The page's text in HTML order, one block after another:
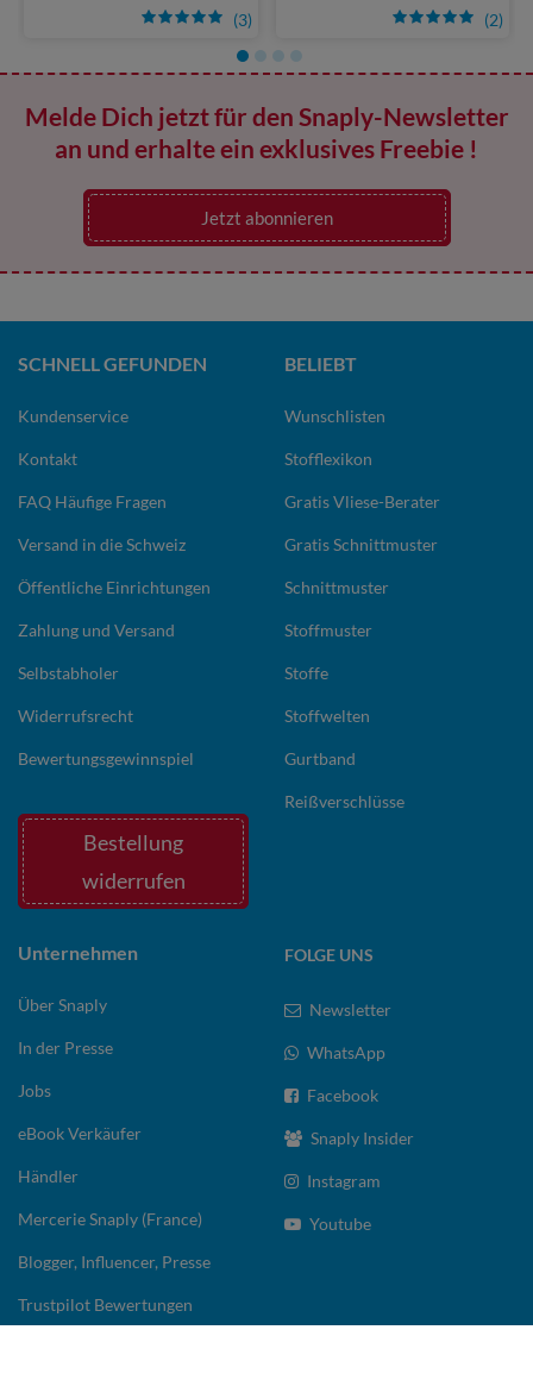
(3)
(2)
Melde Dich jetzt für den Snaply-Newsletter
an und erhalte ein exklusives Freebie !
Jetzt abonnieren
SCHNELL GEFUNDEN
Kundenservice
Kontakt
FAQ Häufige Fragen
Versand in die Schweiz
Öffentliche Einrichtungen
Zahlung und Versand
Selbstabholer
Widerrufsrecht
Bewertungsgewinnspiel
Bestellung
widerrufen
BELIEBT
Wunschlisten
Stofflexikon
Gratis Vliese-Berater
Gratis Schnittmuster
Schnittmuster
Stoffmuster
Stoffe
Stoffwelten
Gurtband
Reißverschlüsse
Unternehmen
Über Snaply
In der Presse
Jobs
eBook Verkäufer
Händler
Mercerie Snaply (France)
Blogger, Influencer, Presse
Trustpilot Bewertungen
FOLGE UNS
Newsletter
WhatsApp
Facebook
Snaply Insider
Instagram
Youtube